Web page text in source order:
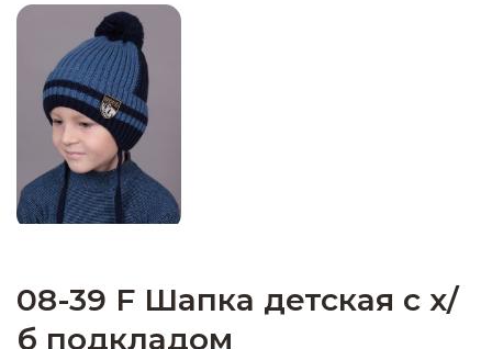
08-39 F Шапка детская с х/
б подкладом